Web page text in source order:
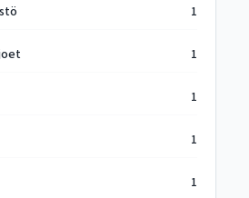
1
1
1
1
1